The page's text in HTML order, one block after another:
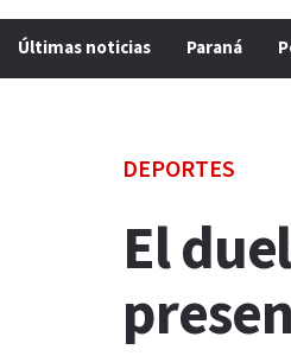
Últimas noticias Paraná
DEPORTES
El